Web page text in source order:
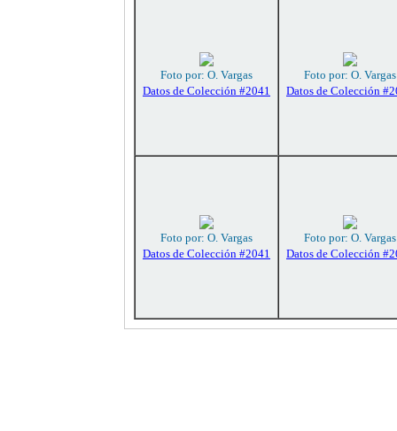
Foto por: O. Vargas
Datos de Colección #2041
Foto por: O. Vargas
Datos de Colección
Foto por: O. Vargas
Datos de Colección #2041
Foto por: O. Vargas
Datos de Colección